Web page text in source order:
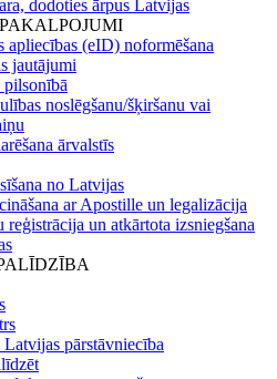
dodoties ārpus Latvijas
apliecības (eID) noformēšana
jautājumi
pilsonībā
noslēgšanu/šķiršanu vai
ārvalstīs
no Latvijas
ar Apostille un legalizācija
un atkārtota izsniegšana
pārstāvniecība